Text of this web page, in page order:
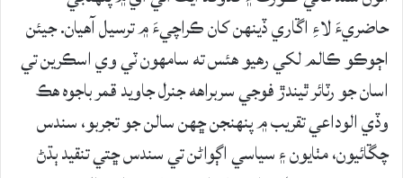
حاضريءَ لاءِ اڱاري ڏينهن کان ڪراچيءَ ۾ ترسيل آهيان. جيئن
اڄوڪو ڪالم لکي رهيو ھئس ته سامھون ٽي وي اسڪرين تي
اسان جو رٽائر ٿيندڙ فوجي سربراهه جنرل جاويد قمر باجوه ھڪ
وڏي الوداعي تقريب ۾ پنھنجن ڇھن سالن جو تجربو، سندس
چڱائيون، مٺايون ۽ سياسي اڳواڻن تي سندس ڇتي تنقيد ٻڌڻ